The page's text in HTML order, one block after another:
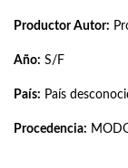
Productor Autor:
Año: S/F
País: País
Procedencia: